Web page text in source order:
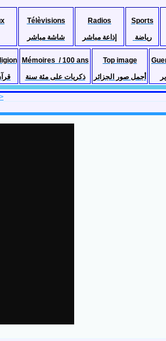
Télèvisions
شاشة مباشر
Radios
إذاعة مباشر
Sports
رياضة
Mémoires / 100 ans
ذكريات على مئة سنة
Top image
أجمل صور الجزائر